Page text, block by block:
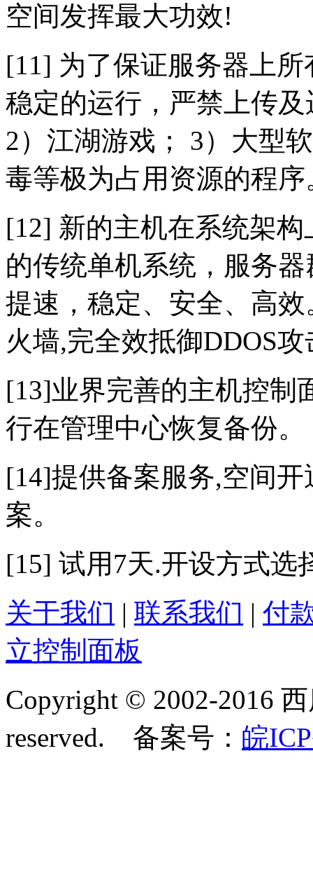
空间发挥最大功效!
[11] 为了保证服务器上
稳定的运行，严禁上传
2）江湖游戏； 3）大型
毒等极为占用资源的程序
[12] 新的主机在系统架
的传统单机系统，服务
提速，稳定、安全、高
火墙,完全效抵御DDOS攻
[13]业界完善的主机控制
行在管理中心恢复备份。
[14]提供备案服务,空间
案。
[15] 试用7天.开设方式选
关于我们 | 联系我们 | 付
立控制面板
Copyright © 2002-2016
reserved. 备案号： 皖